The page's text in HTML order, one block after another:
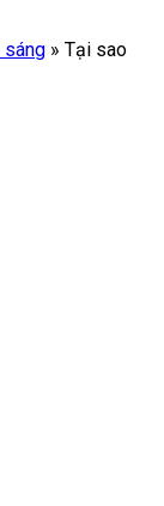
sáng » Tại sao